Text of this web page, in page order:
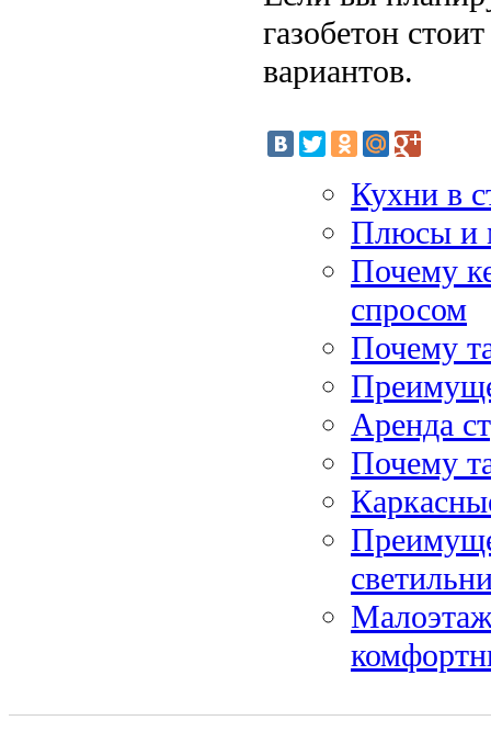
газобетон
вариантов.
Кухни в
Плюсы и
Почему
спросом
Почему
Аренда
Почему